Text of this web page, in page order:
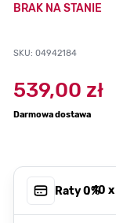
BRAK NA STANIE
SKU: 04942184
539,00 zł
Darmowa dostawa
Raty 0%, 10 x